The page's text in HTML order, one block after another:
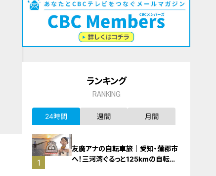
ランキング
RANKING
24時間 週間 月間
1
友廣アナの自転車旅｜愛知・蒲郡市
へ！三河湾ぐるっと125kmの自転車